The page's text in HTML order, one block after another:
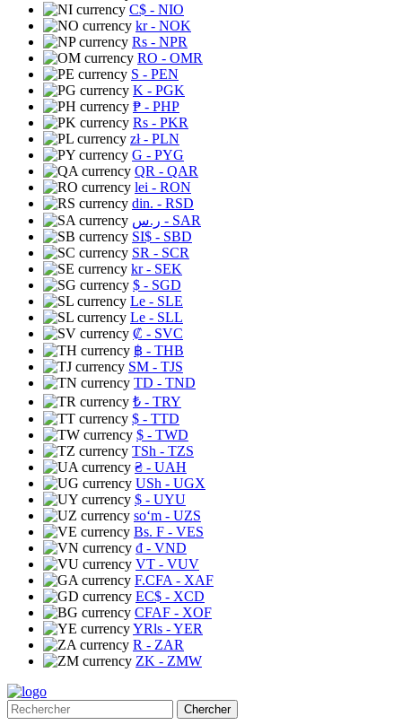
C$ - NIO
kr- NOK
Rs - NPR
RO - OMR
S - PEN
K - PGK
₱ - PHP
Rs - PKR
zł- PLN
G - PYG
QR - QAR
lei - RON
din. - RSD
ر.س - SAR
SI$ - SBD
SR - SCR
kr- SEK
$ - SGD
Le - SLE
Le - SLL
₡ - SVC
฿ - THB
ЅМ - TJS
TD - TND
₺ - TRY
$ - TTD
$ - TWD
TSh - TZS
₴ - UAH
USh - UGX
$ - UYU
soʻm - UZS
Bs. F - VES
₫ - VND
VT - VUV
F.CFA - XAF
EC$ - XCD
CFAF - XOF
YRls - YER
R - ZAR
ZK - ZMW
Chercher